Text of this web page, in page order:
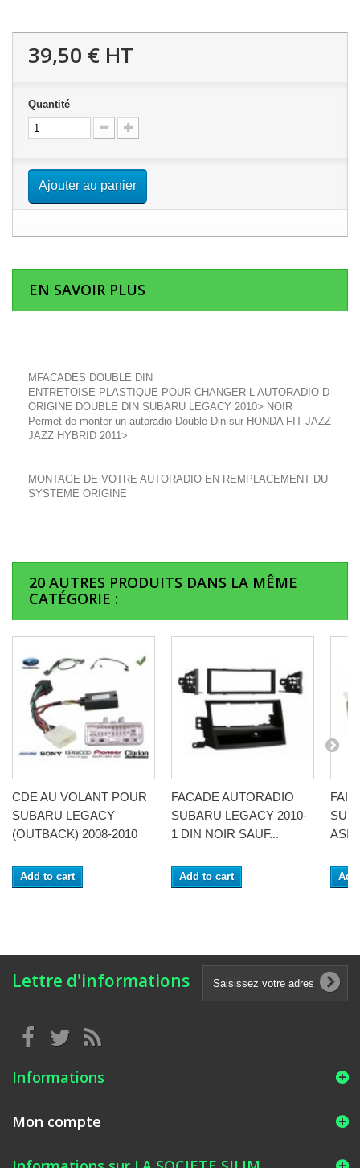
39,50 € HT
Quantité
Ajouter au panier
EN SAVOIR PLUS
MFACADES DOUBLE DIN
ENTRETOISE PLASTIQUE POUR CHANGER L AUTORADIO D
ORIGINE DOUBLE DIN SUBARU LEGACY 2010> NOIR
Permet de monter un autoradio Double Din sur HONDA FIT JAZZ
JAZZ HYBRID 2011>
MONTAGE DE VOTRE AUTORADIO EN REMPLACEMENT DU
SYSTEME ORIGINE
20 AUTRES PRODUITS DANS LA MÊME
CATÉGORIE :
CDE AU VOLANT POUR
SUBARU LEGACY
(OUTBACK) 2008-2010
Add to cart
FACADE AUTORADIO
SUBARU LEGACY 2010-
1 DIN NOIR SAUF...
Add to cart
ASIA
Lettre d'informations
Informations
Mon compte